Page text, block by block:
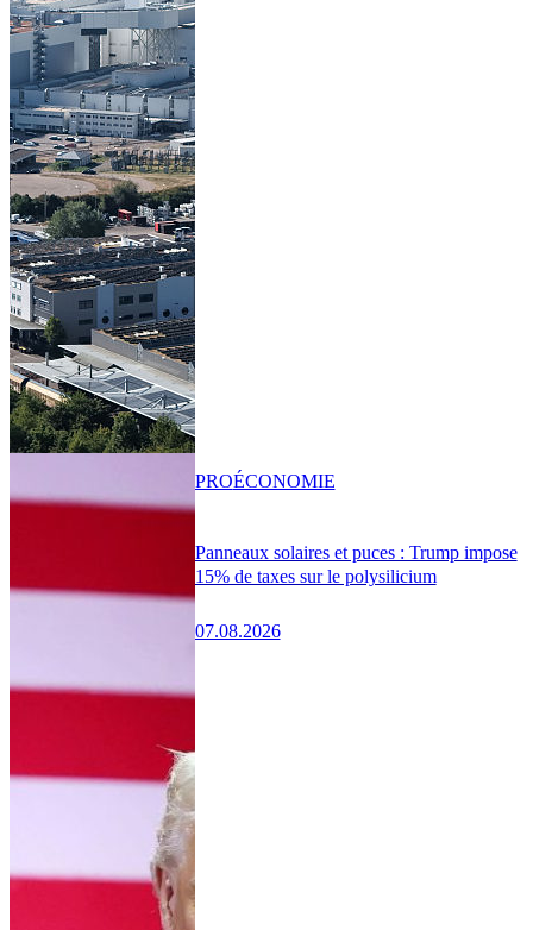
Panneaux solaires et puces : Trump impose
15% de taxes sur le polysilicium
07.08.2026
PROÉCONOMIE